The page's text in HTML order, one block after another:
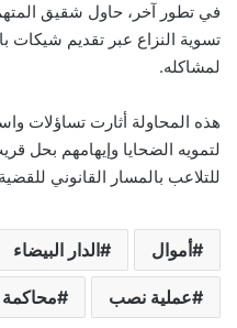
في تطور آخر، حاول شقيق
تسوية النزاع عبر تقديم
لمشاكله.
هذه المحاولة أثارت تساؤلات
لتمويه الضحايا وإيهامهم بحل
للتلاعب بالمسار القانوني
أموال الدار البيضاء
عملية نصب محاكمة